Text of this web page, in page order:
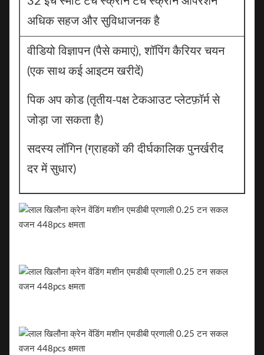
अधिक सहज और सुविधाजनक है
वीडियो विज्ञापन (पैसे कमाएं), शॉपिंग कैरियर चयन
(एक साथ कई आइटम खरीदें)
पिक अप कोड (तृतीय-पक्ष टेकआउट प्लेटफ़ॉर्म से
जोड़ा जा सकता है)
सदस्य लॉगिन (ग्राहकों की दीर्घकालिक पुनर्खरीद
दर में सुधार)